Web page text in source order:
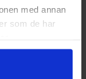
med annan
som de har